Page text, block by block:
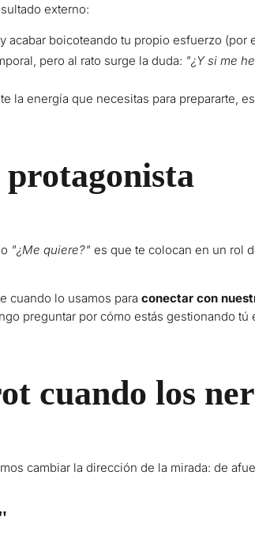
externo:
acabar boicoteando tu propio esfuerzo (por
pero al rato surge la duda: "¿Y si me
la energía que necesitas para prepararte,
protagonista
o "¿Me quiere?" es que te colocan en un rol
cuando lo usamos paraconectar con
preguntar por cómo estás gestionando tú
cuando los
cambiar la dirección de la mirada: de